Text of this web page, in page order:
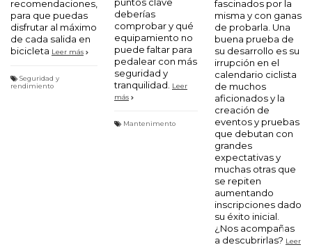
recomendaciones,
para que puedas
disfrutar al máximo
de cada salida en
bicicleta Leer más
Seguridad y
rendimiento
deberías
comprobar y qué
equipamiento no
puede faltar para
pedalear con más
seguridad y
tranquilidad.
Leer
más
Mantenimento
fascinados por la
misma y con ganas
de probarla. Una
buena prueba de
su desarrollo es su
irrupción en el
calendario ciclista
de muchos
aficionados y la
creación de
eventos y pruebas
que debutan con
grandes
expectativas y
muchas otras que
se repiten
aumentando
inscripciones dado
su éxito inicial.
¿Nos acompañas
a descubrirlas? Leer